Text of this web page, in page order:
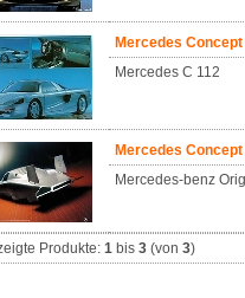
Mercedes
Mercedes C 112
Mercedes
Mercedes-benz
Produkte:1 bis3 (von3)